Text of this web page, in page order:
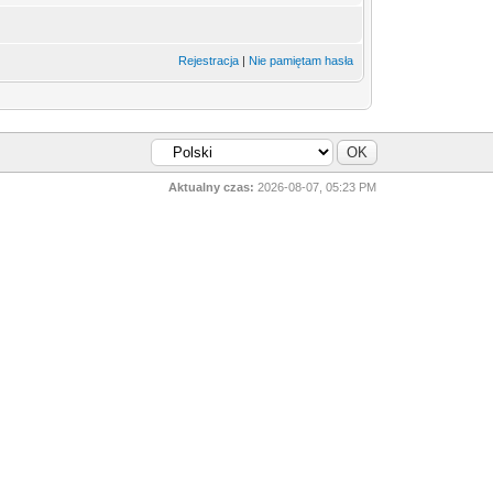
Rejestracja | Nie pamiętam hasła
Aktualny czas: 2026-08-07, 05:23 PM